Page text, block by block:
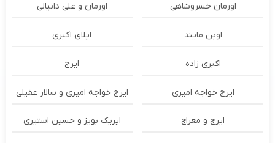
اورمان خسروشاهی اورمان و علی دانیالی
اوپن مایند ايلاى اكبرى
اکبری زاده ایرج
ایرج خواجه امیری ایرج خواجه امیری و سالار عقیلی
ایرج و معراج ایریک بویز و حسین استیری